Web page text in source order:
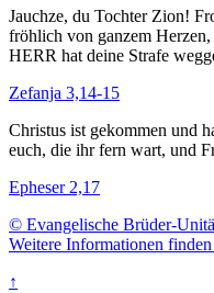
Jauchze, du Tochter Zion!
fröhlich von ganzem
HERR hat deine Strafe
Zefanja 3,14-15
Christus ist gekommen und
euch, die ihr fern wart, und
Epheser 2,17
© Evangelische Brüder-
Weitere Informationen
↑